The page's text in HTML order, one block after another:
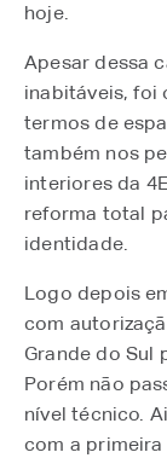
hoje.
Apesar dessa
inabitáveis, foi
termos de
também nos
interiores da
reforma total
identidade.
Logo depois
com
Grande do Sul
Porém não
nível técnico.
com a